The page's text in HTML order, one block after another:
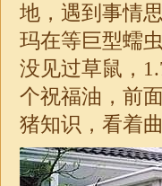
地，遇到事情
玛在等巨型蠕
没见过草鼠，
个祝福油，前
猪知识，看着